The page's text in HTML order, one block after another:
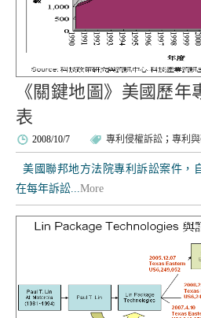
《關鍵地圖》美國歷
表
2008/10/7 專利侵權訴訟 ； 專利
美國聯邦地方法院專利訴訟案件，
在每年訴訟...More